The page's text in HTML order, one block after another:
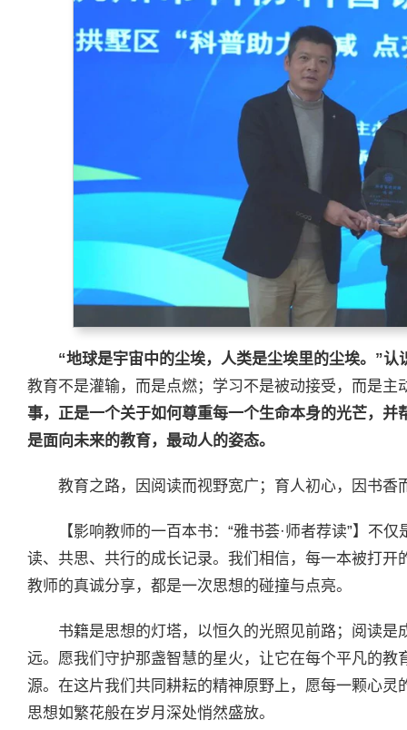
“地球是宇宙中的尘埃，人类是尘埃里的尘埃。”
教育不是灌输，而是点燃；学习不是被动接受，而是主
事，正是一个关于如何尊重每一个生命本身的光芒，
是面向未来的教育，最动人的姿态。
教育之路，因阅读而视野宽广；育人初心，因书香
【影响教师的一百本书：“雅书荟·师者荐读”】不
读、共思、共行的成长记录。我们相信，每一本被打
教师的真诚分享，都是一次思想的碰撞与点亮。
书籍是思想的灯塔，以恒久的光照见前路；阅读
远。愿我们守护那盏智慧的星火，让它在每个平凡的
源。在这片我们共同耕耘的精神原野上，愿每一颗心
思想如繁花般在岁月深处悄然盛放。